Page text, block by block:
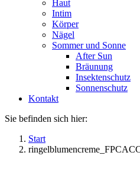
Haut
Intim
Körper
Nägel
Sommer und Sonne
After Sun
Bräunung
Insektenschutz
Sonnenschutz
Kontakt
Sie befinden sich hier:
Start